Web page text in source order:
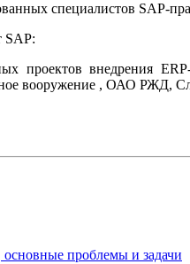
специалистов SAP-
SAP:
проектов внедрения
вооружение , ОАО РЖД,
проблемы и задачи